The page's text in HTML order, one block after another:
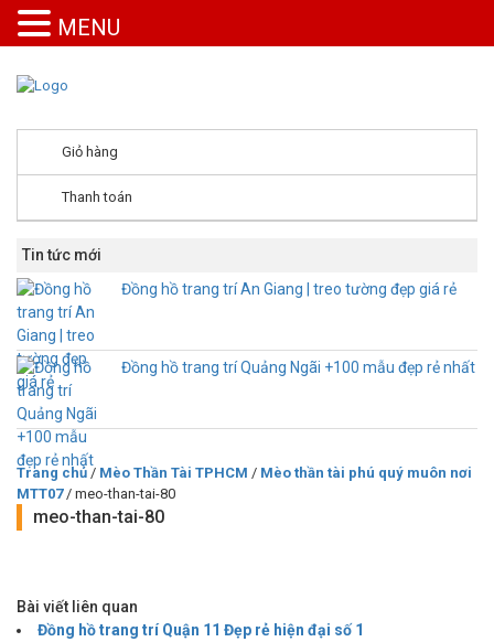
Giỏ hàng
Thanh toán
Tin tức mới
Đồng hồ trang trí An Giang | treo tường đẹp giá rẻ
Đồng hồ trang trí Quảng Ngãi +100 mẫu đẹp rẻ nhất
Trang chủ / Mèo Thần Tài TPHCM / Mèo thần tài phú quý muôn nơi
MTT07/ meo-than-tai-80
meo-than-tai-80
Bài viết liên quan
Đồng hồ trang trí Quận 11 Đẹp rẻ hiện đại số 1
MENU